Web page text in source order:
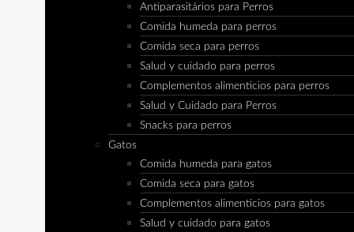
Antiparasitários para Perros
Comida humeda para perros
Comida seca para perros
Salud y cuidado para perros
Complementos alimenticios para perros
Salud y Cuidado para Perros
Snacks para perros
Gatos
Comida humeda para gatos
Comida seca para gatos
Complementos alimenticios para gatos
Salud y cuidado para gatos